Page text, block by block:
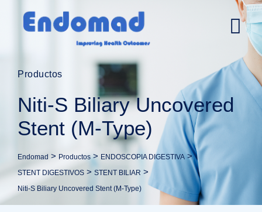
Productos
Niti-S Biliary Uncovered
Stent (M-Type)
Endomad > Productos> ENDOSCOPIA DIGESTIVA>
STENT DIGESTIVOS > STENT BILIAR >
Niti-S Biliary Uncovered Stent (M-Type)